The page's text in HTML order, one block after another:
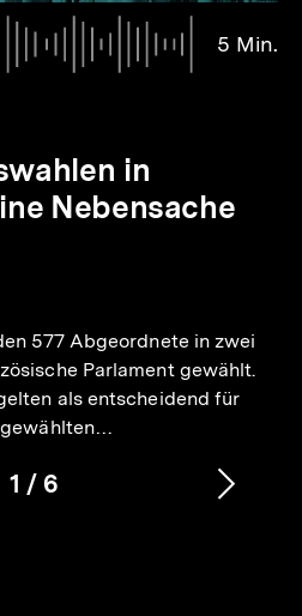
5 Min.
in
Nebensache
577 Abgeordnete in zwei
Parlament gewählt.
als entscheidend für
Karussellinhalt
1
von
/ 6